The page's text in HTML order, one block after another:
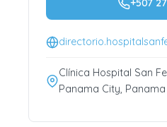
+507
Clínica Hospital San
Panama City, Panama